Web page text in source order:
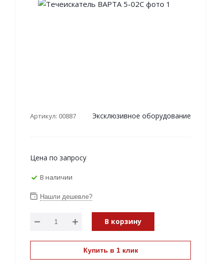
Артикул: 00887 Эксклюзивное оборудование
Цена по запросу
В наличии
Нашли дешевле?
В корзину
Купить в 1 клик